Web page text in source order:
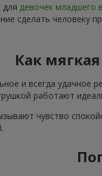
для девочек младшего
сделать человеку
Как
и всегда удачное
работают
чувство